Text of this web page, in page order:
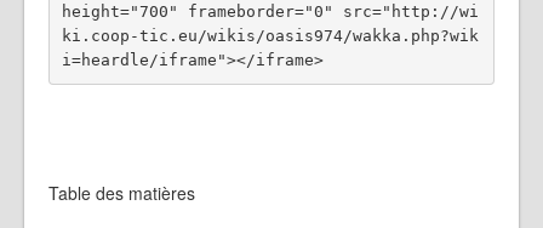
height="700" frameborder="0" src="http://wi
ki.coop-tic.eu/wikis/oasis974/wakka.php?wik
i=heardle/iframe"></iframe>
Table des matières